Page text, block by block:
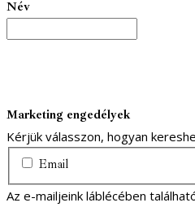
Név
Marketing engedélyek
Kérjük válasszon, hogyan
Email
Az e-mailjeink láblécében